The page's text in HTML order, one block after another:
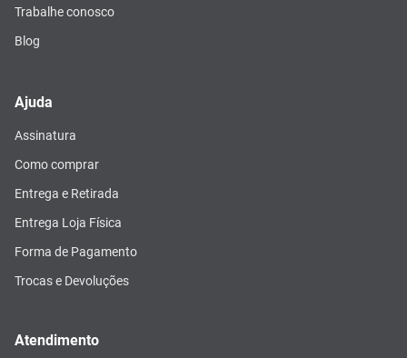
Trabalhe conosco
Blog
Ajuda
Assinatura
Como comprar
Entrega e Retirada
Entrega Loja Física
Forma de Pagamento
Trocas e Devoluções
Atendimento